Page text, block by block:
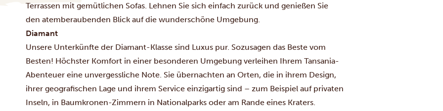
Terrassen mit gemütlichen Sofas. Lehnen Sie sich einfach zurück und genießen Sie
den atemberaubenden Blick auf die wunderschöne Umgebung.
Diamant
Unsere Unterkünfte der Diamant-Klasse sind Luxus pur. Sozusagen das Beste vom
Besten! Höchster Komfort in einer besonderen Umgebung verleihen Ihrem Tansania-
Abenteuer eine unvergessliche Note. Sie übernachten an Orten, die in ihrem Design,
ihrer geografischen Lage und ihrem Service einzigartig sind – zum Beispiel auf privaten
Inseln, in Baumkronen-Zimmern in Nationalparks oder am Rande eines Kraters.